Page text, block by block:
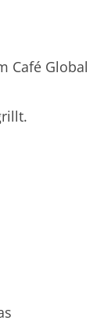
Café Global